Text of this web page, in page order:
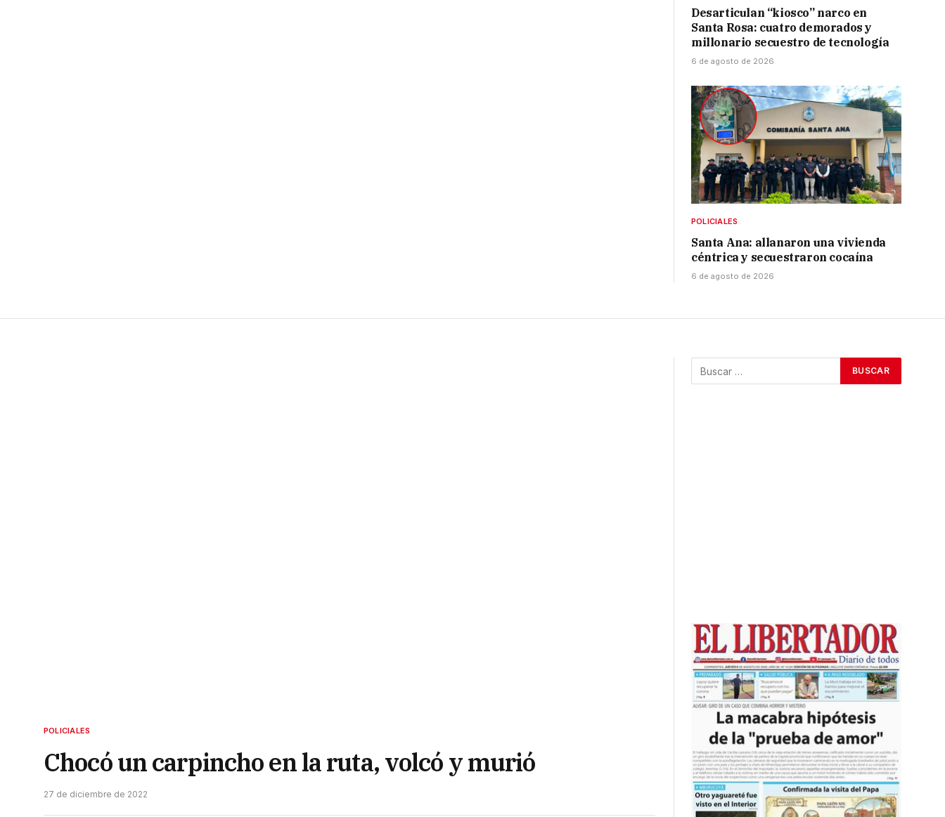
Desarticulan “kiosco” narco en
Santa Rosa: cuatro demorados y
millonario secuestro de tecnología
6 de agosto de 2026
POLICIALES
Santa Ana: allanaron una vivienda
céntrica y secuestraron cocaína
6 de agosto de 2026
POLICIALES
Chocó un carpincho en la ruta, volcó y murió
27 de diciembre de 2022